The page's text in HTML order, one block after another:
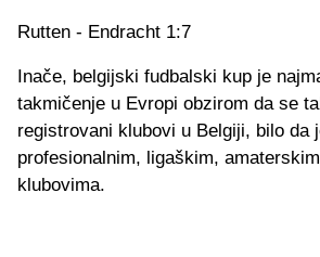
Rutten - Endracht 1:7
Inače, belgijski fudbalski kup je
takmičenje u Evropi obzirom da se
registrovani klubovi u Belgiji, bilo da
profesionalnim, ligaškim,
klubovima.